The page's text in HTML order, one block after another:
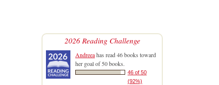
2026 Reading Challenge
Andreeahas read 46 books toward
her goal of 50 books.
46 of 50
(92%)